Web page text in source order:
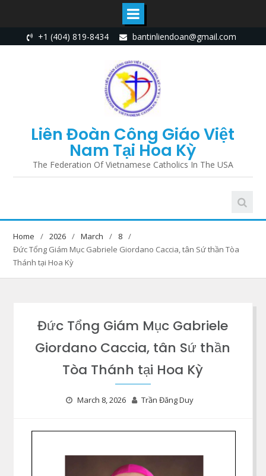
to
+1 (404) 819-8434 bantinliendoan@gmail.com
Liên Đoàn Công Giáo Việt
Nam Tại Hoa Kỳ
The Federation Of Vietnamese Catholics In The USA
Home 2026 March
8
Đức Tổng Giám Mục Gabriele Giordano Caccia, tân Sứ thần Tòa
Thánh tại Hoa Kỳ
Đức Tổng Giám Mục Gabriele
Giordano Caccia, tân Sứ thần
Tòa Thánh tại Hoa Kỳ
March 8, 2026 Trần Đăng Duy